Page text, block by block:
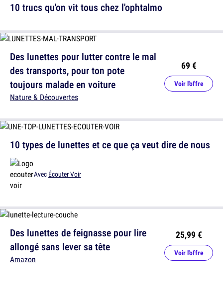
Des lunettes pour lutter contre le mal
des transports, pour ton pote
toujours malade en voiture
Nature & Découvertes
69 €
Voir l'offre
Des lunettes de feignasse pour lire
allongé sans lever sa tête
Amazon
25,99 €
Voir l'offre
10 trucs qu'on vit tous chez l'ophtalmo
10 types de lunettes et ce que ça veut dire de nous
Avec Écouter Voir